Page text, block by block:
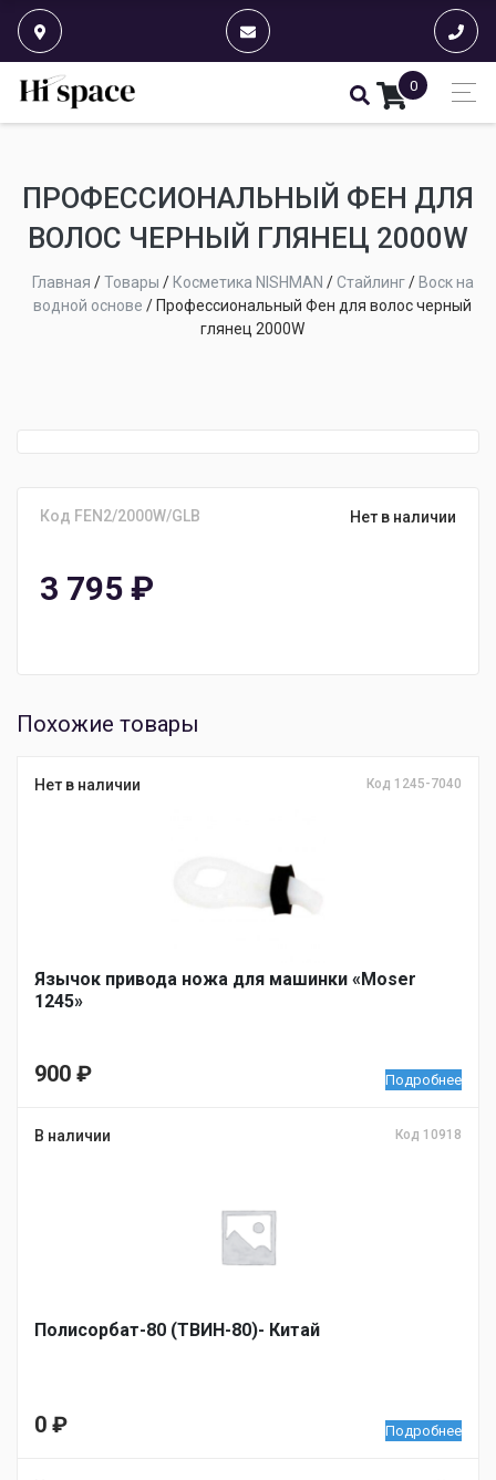
0
ПРОФЕССИОНАЛЬНЫЙ ФЕН ДЛЯ
ВОЛОС ЧЕРНЫЙ ГЛЯНЕЦ 2000W
Главная /Товары / Косметика NISHMAN /Стайлинг/ Воск на
водной основе / Профессиональный Фен для волос черный
глянец 2000W
Код FEN2/2000W/GLB Нет в наличии
3 795 ₽
Похожие товары
Нет в наличии Код 1245-7040
Язычок привода ножа для машинки «Moser
1245»
900 ₽ Подробнее
В наличии Код 10918
Полисорбат-80 (ТВИН-80)- Китай
0 ₽ Подробнее